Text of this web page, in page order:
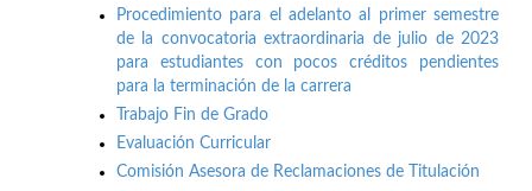
Procedimiento para el adelanto al primer semestre
de la convocatoria extraordinaria de julio de 2023
para estudiantes con pocos créditos pendientes
para la terminación de la carrera
Trabajo Fin de Grado
Evaluación Curricular
Comisión Asesora de Reclamaciones de Titulación